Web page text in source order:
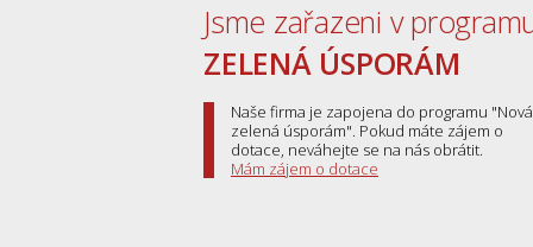
Jsme zařazeni v
ZELENÁ ÚSPORÁM
Naše firma je zapojena do programu "Nová
zelená úsporám". Pokud máte zájem o
dotace, neváhejte se na nás obrátit.
Mám zájem o dotace